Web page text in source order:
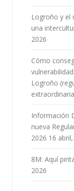
Logroño y el
una
2026
Cómo
Logroño
Información
nueva
2026 16
8M: Aquí
2026